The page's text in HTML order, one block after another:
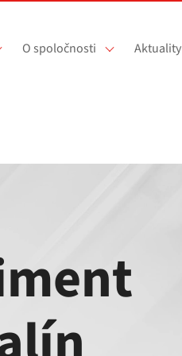
O spoločnosti Aktuality